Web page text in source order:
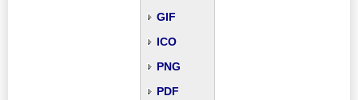
GIF
ICO
PNG
PDF